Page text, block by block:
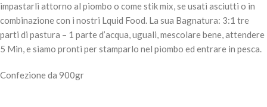
AGGIUNGI AL
CARRELLO
impastarli attorno al piombo o come stik mix, se usati asciutti o in
combinazione con i nostri Lquid Food. La sua Bagnatura: 3:1 tre
parti di pastura – 1 parte d’acqua, uguali, mescolare bene, attendere
5 Min, e siamo pronti per stamparlo nel piombo ed entrare in pesca.
Confezione da 900gr